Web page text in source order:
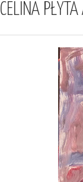
CELINA